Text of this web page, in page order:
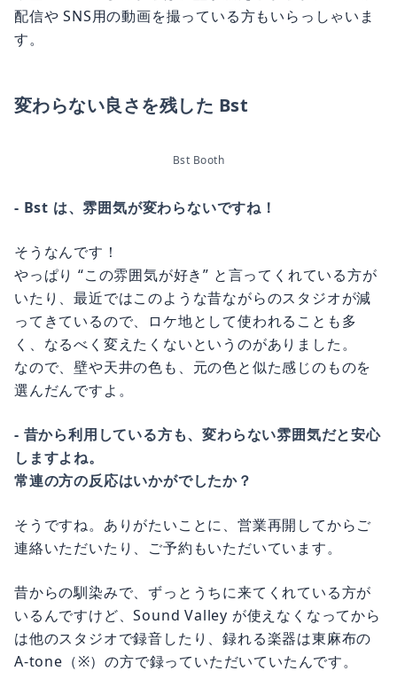
配信や SNS用の動画を撮っている方もいらっしゃいま
す。
変わらない良さを残した Bst
Bst Booth
- Bst は、雰囲気が変わらないですね！
そうなんです！
やっぱり “この雰囲気が好き” と言ってくれている方が
いたり、最近ではこのような昔ながらのスタジオが減
ってきているので、ロケ地として使われることも多
く、なるべく変えたくないというのがありました。
なので、壁や天井の色も、元の色と似た感じのものを
選んだんですよ。
- 昔から利用している方も、変わらない雰囲気だと安心
しますよね。
常連の方の反応はいかがでしたか？
そうですね。ありがたいことに、営業再開してからご
連絡いただいたり、ご予約もいただいています。
昔からの馴染みで、ずっとうちに来てくれている方が
いるんですけど、Sound Valley が使えなくなってから
は他のスタジオで録音したり、録れる楽器は東麻布の
A-tone（※）の方で録っていただいていたんです。